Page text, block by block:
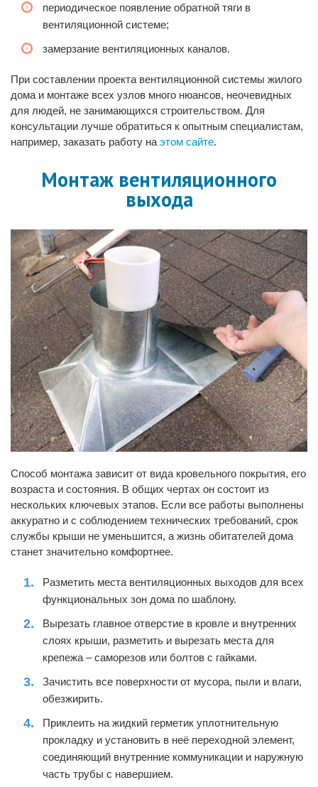
периодическое появление обратной тяги в
вентиляционной системе;
замерзание вентиляционных каналов.
При составлении проекта вентиляционной системы жилого
дома и монтаже всех узлов много нюансов, неочевидных
для людей, не занимающихся строительством. Для
консультации лучше обратиться к опытным специалистам,
например, заказать работу на этом сайте.
Монтаж вентиляционного
выхода
Способ монтажа зависит от вида кровельного покрытия, его
возраста и состояния. В общих чертах он состоит из
нескольких ключевых этапов. Если все работы выполнены
аккуратно и с соблюдением технических требований, срок
службы крыши не уменьшится, а жизнь обитателей дома
станет значительно комфортнее.
Разметить места вентиляционных выходов для всех
функциональных зон дома по шаблону.
Вырезать главное отверстие в кровле и внутренних
слоях крыши, разметить и вырезать места для
крепежа – саморезов или болтов с гайками.
Зачистить все поверхности от мусора, пыли и влаги,
обезжирить.
Приклеить на жидкий герметик уплотнительную
прокладку и установить в неё переходной элемент,
соединяющий внутренние коммуникации и наружную
часть трубы с навершием.